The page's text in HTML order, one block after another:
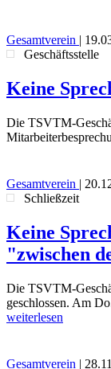
Gesamtverein |
Geschäftsstelle
Keine
Die TSVTM-
Gesamtverein |
Schließzeit
Keine
"zwischen
Die TSVTM-
geschlossen. Am
weiterlesen
Gesamtverein |